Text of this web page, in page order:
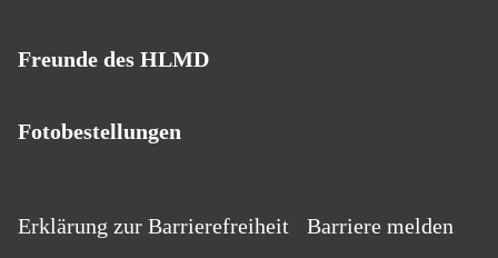
Freunde des HLMD
Fotobestellungen
Erklärung zur Barrierefreiheit
Barriere melden